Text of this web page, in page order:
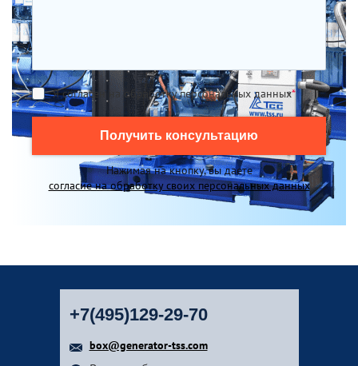
Я согласен на обработку персональных данных*
Получить консультацию
Нажимая на кнопку, вы даете
согласие на обработку своих персональных данных
+7(495)129-29-70
box@generator-tss.com